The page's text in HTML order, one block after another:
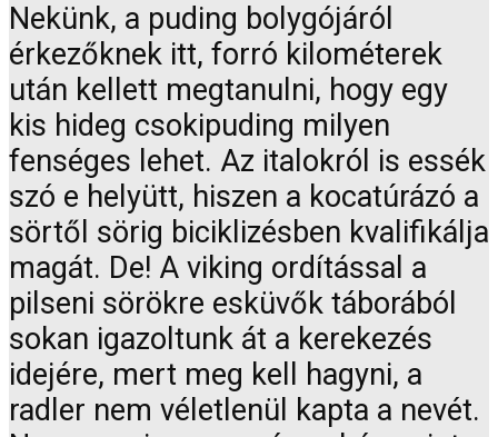
Nekünk, a puding bolygójáról
érkezőknek itt, forró kilométerek
után kellett megtanulni, hogy egy
kis hideg csokipuding milyen
fenséges lehet. Az italokról is essék
szó e helyütt, hiszen a kocatúrázó a
sörtől sörig biciklizésben kvalifikálja
magát. De! A viking ordítással a
pilseni sörökre esküvők táborából
sokan igazoltunk át a kerekezés
idejére, mert meg kell hagyni, a
radler nem véletlenül kapta a nevét.